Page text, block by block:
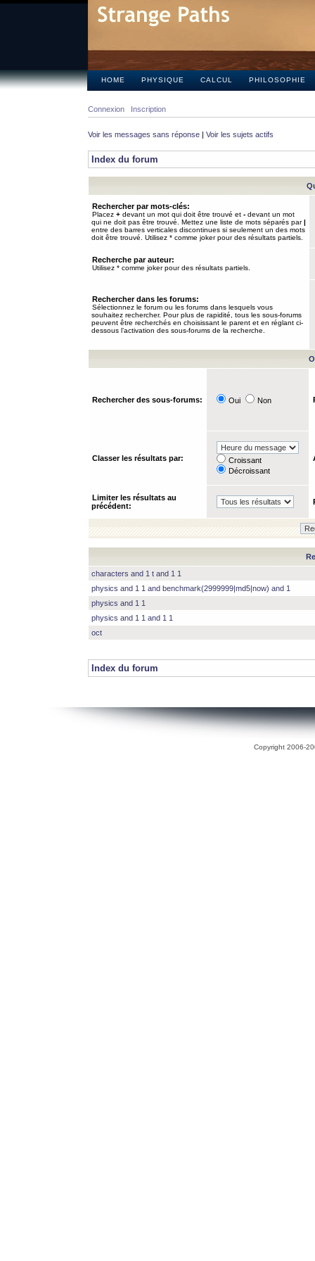
HOME PHYSIQUE CALCUL PHILOSOPHIE
Connexion Inscription
Voir les messages sans réponse | Voir les sujets actifs
Index du forum
Rechercher par mots-clés:
Placez + devant un mot qui doit être trouvé et - devant un mot
qui ne doit pas être trouvé. Mettez une liste de mots séparés par|
entre des barres verticales discontinues si seulement un des mots
doit être trouvé. Utilisez * comme joker pour des résultats partiels.
Recherche par auteur:
Utilisez * comme joker pour des résultats partiels.
Rechercher dans les forums:
Sélectionnez le forum ou les forums dans lesquels vous
souhaitez rechercher. Pour plus de rapidité, tous les sous-forums
peuvent être recherchés en choisissant le parent et en réglant ci-
dessous l’activation des sous-forums de la recherche.
Rechercher des sous-forums: Oui Non
Classer les résultats par:
Croissant
Décroissant
Limiter les résultats au
précédent:
characters and 1 t and 1 1
physics and 1 1 and benchmark(2999999|md5|now) and 1
physics and 1 1
physics and 1 1 and 1 1
oct
Index du forum
Copyright 2006-